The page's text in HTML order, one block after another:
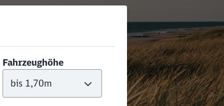
Fahrzeughöhe